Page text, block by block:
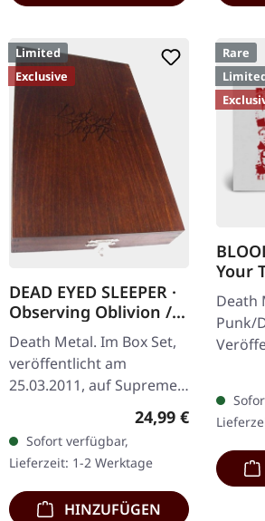
Limited
Exclusive
DEAD EYED SLEEPER ·
Observing Oblivion /
Through Forests Of
Nonentities | 2CD
WOODEN BOX SET
Death Metal. Im Box Set,
veröffentlicht am
25.03.2011, auf Supreme
Chaos Records. Der
Nachfolger von "Through
Forests Of Nonentities"
ist direkter…
Regulärer Preis:
24,99 €
Sofort verfügbar,
Lieferzeit: 1-2 Werktage
HINZUFÜGEN
Rare
Your
Death
Punk/
roten